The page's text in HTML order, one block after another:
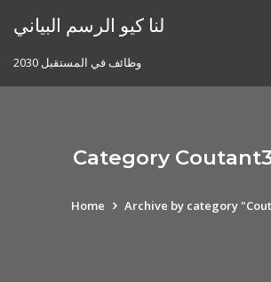
لنا كيو الرسم البياني
وظائف في المستقبل 2030
Category
Home Archive by category